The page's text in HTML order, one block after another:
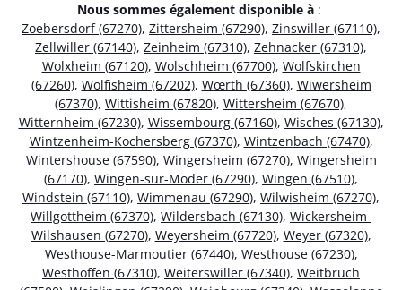
Nous sommes également disponible à :
Zoebersdorf (67270), Zittersheim (67290), Zinswiller (67110),
Zellwiller (67140), Zeinheim (67310), Zehnacker (67310),
Wolxheim (67120), Wolschheim (67700), Wolfskirchen
(67260), Wolfisheim (67202), Wœrth (67360), Wiwersheim
(67370), Wittisheim (67820), Wittersheim (67670),
Witternheim (67230), Wissembourg (67160), Wisches (67130),
Wintzenheim-Kochersberg (67370), Wintzenbach (67470),
Wintershouse (67590), Wingersheim (67270), Wingersheim
(67170), Wingen-sur-Moder (67290), Wingen (67510),
Windstein (67110), Wimmenau (67290), Wilwisheim (67270),
Willgottheim (67370), Wildersbach (67130), Wickersheim-
Wilshausen (67270), Weyersheim (67720), Weyer (67320),
Westhouse-Marmoutier (67440), Westhouse (67230),
Westhoffen (67310), Weiterswiller (67340), Weitbruch